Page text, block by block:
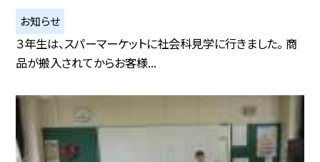
お知らせ
３年生は、スパーマーケットに社会科見学に行きました。 商
品が搬入されてからお客様...